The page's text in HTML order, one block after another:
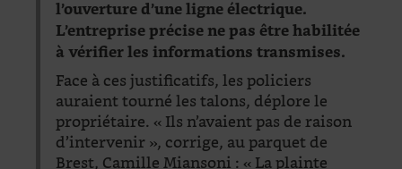
l’ouverture d’une ligne électrique.
L’entreprise précise ne pas être habilitée
à vérifier les informations transmises.
Face à ces justificatifs, les policiers
auraient tourné les talons, déplore le
propriétaire. « Ils n’avaient pas de raison
d’intervenir », corrige, au parquet de
Brest, Camille Miansoni : « La plainte